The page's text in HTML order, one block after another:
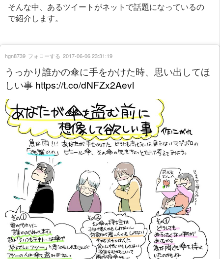
そんな中、あるツイートがネットで話題になっているの
で紹介します。
うっかり誰かの傘に手をかけた時、思い出してほ
しい事 https://t.co/dNFZx2Aevl
hgn8739 フォローする 2017-06-06 23:31:19